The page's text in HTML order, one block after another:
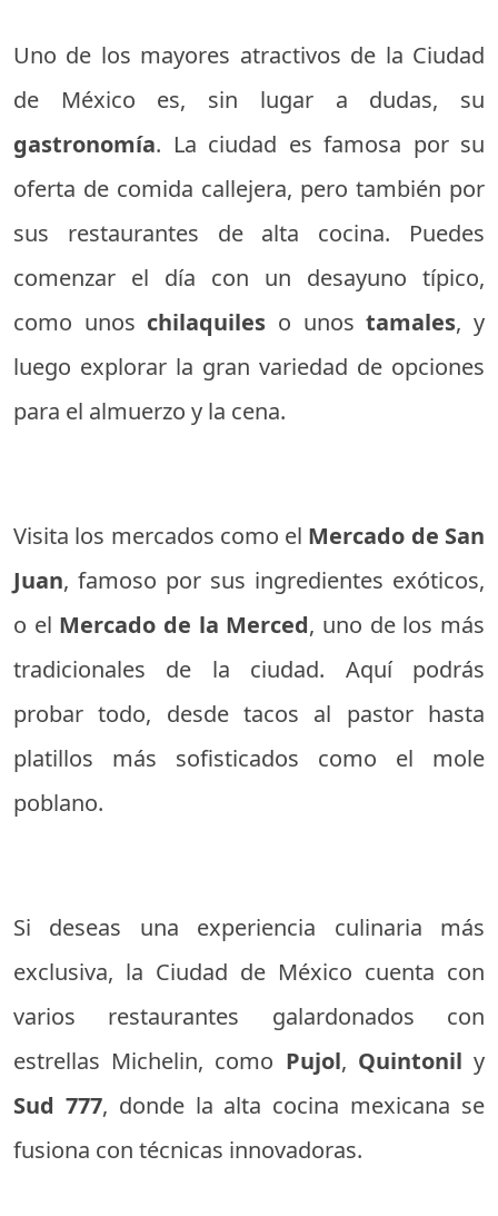
Uno de los mayores atractivos de la Ciudad
de México es, sin lugar a dudas, su
gastronomía. La ciudad es famosa por su
oferta de comida callejera, pero también por
sus restaurantes de alta cocina. Puedes
comenzar el día con un desayuno típico,
como unos chilaquiles o unostamales, y
luego explorar la gran variedad de opciones
para el almuerzo y la cena.
Visita los mercados como el Mercado de San
Juan, famoso por sus ingredientes exóticos,
o el Mercado de la Merced, uno de los más
tradicionales de la ciudad. Aquí podrás
probar todo, desde tacos al pastor hasta
platillos más sofisticados como el mole
poblano.
Si deseas una experiencia culinaria más
exclusiva, la Ciudad de México cuenta con
varios restaurantes galardonados con
estrellas Michelin, como Pujol, Quintonil y
Sud 777, donde la alta cocina mexicana se
fusiona con técnicas innovadoras.